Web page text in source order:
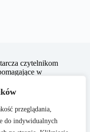
przeglądania,
do indywidualnych
czytelnikom
w
nowych
aktualnych